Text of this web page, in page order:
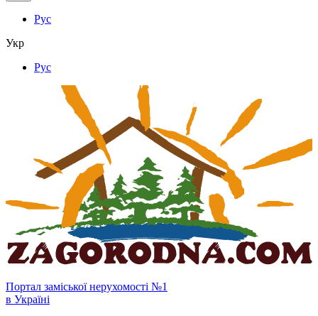
Рус
Укр
Рус
Портал заміської нерухомості №1
в Україні